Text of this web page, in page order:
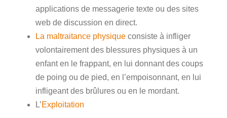
applications de messagerie texte ou des sites
web de discussion en direct.
La maltraitance physique consiste à infliger
volontairement des blessures physiques à un
enfant en le frappant, en lui donnant des coups
de poing ou de pied, en l’empoisonnant, en lui
infligeant des brûlures ou en le mordant.
L’Exploitation